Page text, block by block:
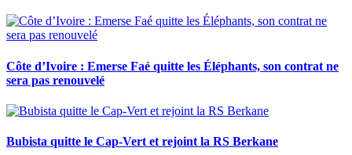
Côte d’Ivoire : Emerse Faé quitte les Éléphants, son contrat ne
sera pas renouvelé
Bubista quitte le Cap-Vert et rejoint la RS Berkane